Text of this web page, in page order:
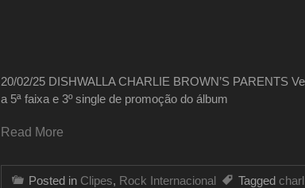
20/02/25 DISHWALLA CHARLIE BROWN’S PARENTS
a 5ª faixa e 3º single de promoção do álbum
Read More
Posted in Clipes, Rock Internacional Tagged